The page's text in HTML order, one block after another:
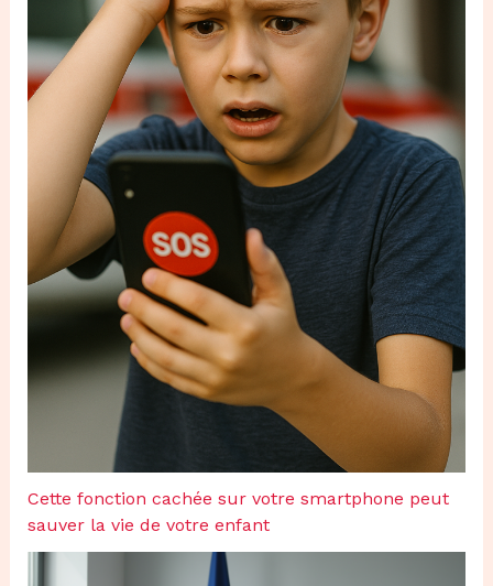
Cette fonction cachée sur votre smartphone peut
sauver la vie de votre enfant